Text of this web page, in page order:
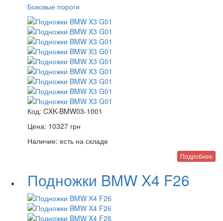
Боковые пороги
Код: CXK-BMW03-1001
Цена: 10327 грн
Наличие: есть на складе
Подробнее
Подножки BMW X4 F26